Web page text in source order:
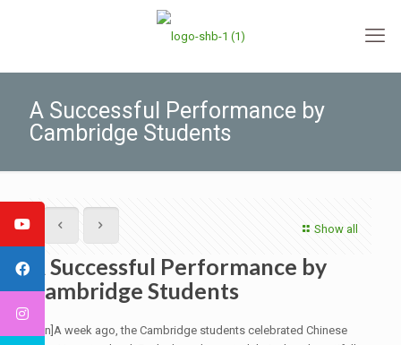
A Successful Performance by
Cambridge Students
Show all
A Successful Performance by
Cambridge Students
[:en]A week ago, the Cambridge students celebrated Chinese